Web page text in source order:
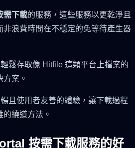
需下載的服務，這些服務以更乾淨且
非浪費時間在不穩定的免等待產生器
鬆存取像 Hitfile 這類平台上檔案的
案。
且使用者友善的體驗，讓下載過程
繞道方法。
按需下載服務的好